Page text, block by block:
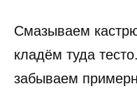
Смазываем
кладём туда
забываем